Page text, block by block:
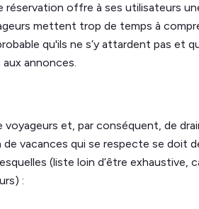
réservation offre à ses utilisateurs
mettent trop de temps à
qu'ils ne s’y attardent pas et
aux annonces.
et, par conséquent, de
vacances qui se respecte se doit
(liste loin d’être exhaustive,
: